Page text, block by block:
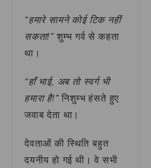
“हमारे सामने कोई टिक नहीं
सकता!” शुम्भ गर्व से कहता
था।
“हाँ भाई, अब तो स्वर्ग भी
हमारा है!”निशुम्भ हंसते हुए
जवाब देता था।
देवताओं की स्थिति बहुत
दयनीय हो गई थी। वे सभी